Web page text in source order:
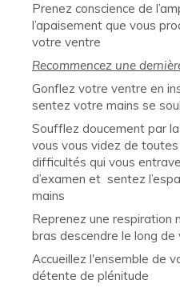
Prenez conscience de
l’apaisement que vous
votre ventre
Recommencez une
Gonflez votre ventre en
sentez votre mains se
Soufflez doucement par
vous vous videz de
difficultés qui vous
d’examen et sentez
mains
Reprenez une respiration
bras descendre le long de
Accueillez l'ensemble de
détente de plénitude